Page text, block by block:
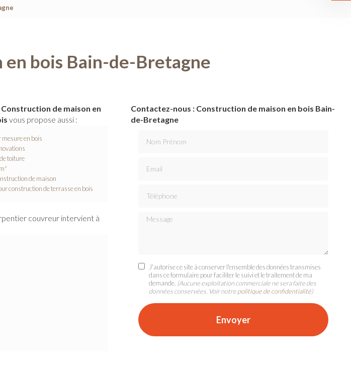
bois Bain-de-Bretagne
Construction de maison en
vous propose aussi :
en bois
toiture
de maison
construction de terrasse en bois
couvreur intervient à
Contactez-nous : Construction de maison en bois Bain-
de-Bretagne
Message
J'autorise ce site à conserver l'ensemble des données transmises
dans ce formulaire pour faciliter le suivi et le traitement de ma
demande. (Aucune exploitation commerciale ne sera faite des
données conservées. Voir notrepolitique de confidentialité)